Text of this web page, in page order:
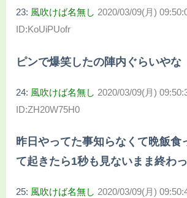
23: 風吹けば名無し 2020/03/09(月)
ID:KoUiPUofr
ピンで爆笑したの陣内ぐらいやな
24: 風吹けば名無し 2020/03/09(月)
ID:ZH20W75H0
昨日やってた事知らなくて晩飯食
て起きたら1秒も見ないまま終わ
25: 風吹けば名無し 2020/03/09(月)